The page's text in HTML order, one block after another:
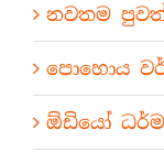
නවතම
පොහොය
ඕඩියෝ ධර්ම